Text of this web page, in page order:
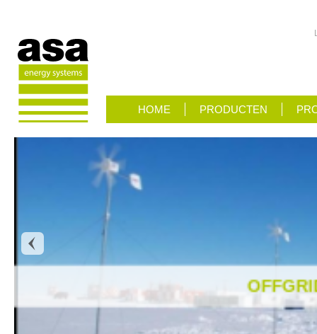
HOME PRODUCTEN